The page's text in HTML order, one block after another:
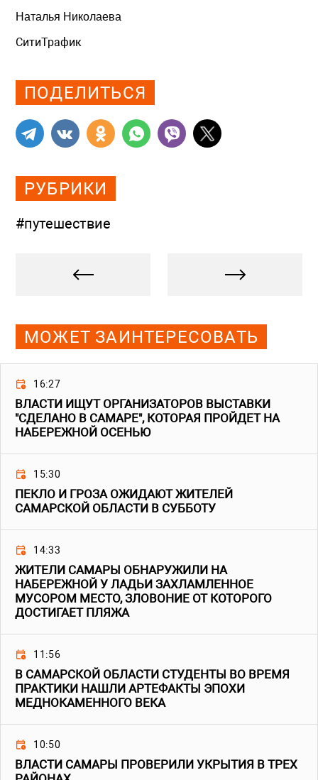
Наталья Николаева
СитиТрафик
ПОДЕЛИТЬСЯ
РУБРИКИ
#путешествие
МОЖЕТ ЗАИНТЕРЕСОВАТЬ
16:27
ВЛАСТИ ИЩУТ ОРГАНИЗАТОРОВ ВЫСТАВКИ
"СДЕЛАНО В САМАРЕ", КОТОРАЯ ПРОЙДЕТ НА
НАБЕРЕЖНОЙ ОСЕНЬЮ
15:30
ПЕКЛО И ГРОЗА ОЖИДАЮТ ЖИТЕЛЕЙ
САМАРСКОЙ ОБЛАСТИ В СУББОТУ
14:33
ЖИТЕЛИ САМАРЫ ОБНАРУЖИЛИ НА
НАБЕРЕЖНОЙ У ЛАДЬИ ЗАХЛАМЛЕННОЕ
МУСОРОМ МЕСТО, ЗЛОВОНИЕ ОТ КОТОРОГО
ДОСТИГАЕТ ПЛЯЖА
11:56
В САМАРСКОЙ ОБЛАСТИ СТУДЕНТЫ ВО ВРЕМЯ
ПРАКТИКИ НАШЛИ АРТЕФАКТЫ ЭПОХИ
МЕДНОКАМЕННОГО ВЕКА
10:50
ВЛАСТИ САМАРЫ ПРОВЕРИЛИ УКРЫТИЯ В ТРЕХ